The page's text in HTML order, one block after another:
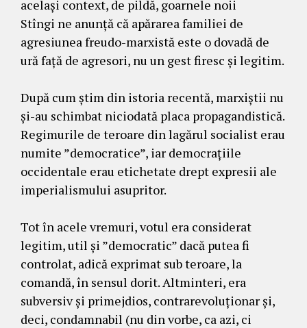
același context, de pildă, goarnele noii
Stîngi ne anunță că apărarea familiei de
agresiunea freudo-marxistă este o dovadă de
ură față de agresori, nu un gest firesc și legitim.
După cum știm din istoria recentă, marxiștii nu
și-au schimbat niciodată placa propagandistică.
Regimurile de teroare din lagărul socialist erau
numite ”democratice”, iar democrațiile
occidentale erau etichetate drept expresii ale
imperialismului asupritor.
Tot în acele vremuri, votul era considerat
legitim, util și ”democratic” dacă putea fi
controlat, adică exprimat sub teroare, la
comandă, în sensul dorit. Altminteri, era
subversiv și primejdios, contrarevoluționar și,
deci, condamnabil (nu din vorbe, ca azi, ci